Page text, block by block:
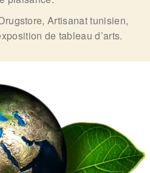
Artisanat tunisien,
de tableau d’arts.